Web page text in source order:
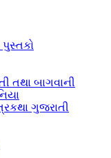
પુસ્તકો
તથા બાગવાની
ગુજરાતી